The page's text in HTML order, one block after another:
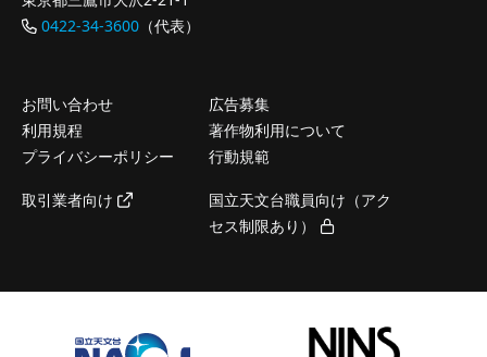
0422-34-3600 （代表）
お問い合わせ
広告募集
利用規程
著作物利用について
プライバシーポリシー
行動規範
取引業者向け
国立天文台職員向け（アク
セス制限あり）